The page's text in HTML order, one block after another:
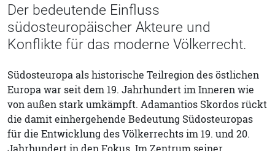
Der bedeutende Einfluss
südosteuropäischer Akteure und
Konflikte für das moderne Völkerrecht.
Südosteuropa als historische Teilregion des östlichen
Europa war seit dem 19. Jahrhundert im Inneren wie
von außen stark umkämpft. Adamantios Skordos rückt
die damit einhergehende Bedeutung Südosteuropas
für die Entwicklung des Völkerrechts im 19. und 20.